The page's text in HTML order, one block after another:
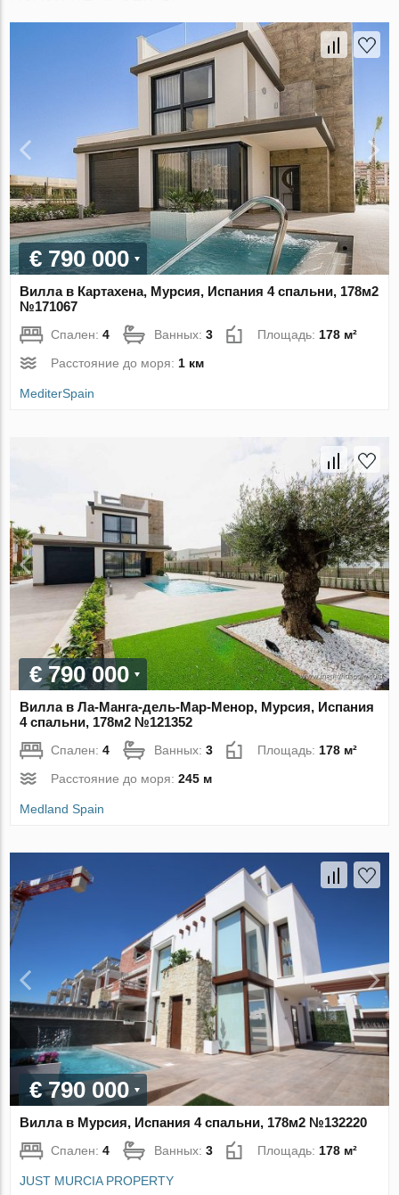
€ 790 000
Вилла в Картахена, Мурсия, Испания 4 спальни, 178м2
№171067
Спален:4 Ванных:3 Площадь:178 м²
Расстояние до моря:1 км
MediterSpain
€ 790 000
Вилла в Ла-Манга-дель-Мар-Менор, Мурсия, Испания
4 спальни, 178м2 №121352
Спален:4 Ванных:3 Площадь: 178 м²
Расстояние до моря:245 м
Medland Spain
€ 790 000
Вилла в Мурсия, Испания 4 спальни, 178м2 №132220
Спален:4 Ванных:3 Площадь: 178 м²
JUST MURCIA PROPERTY